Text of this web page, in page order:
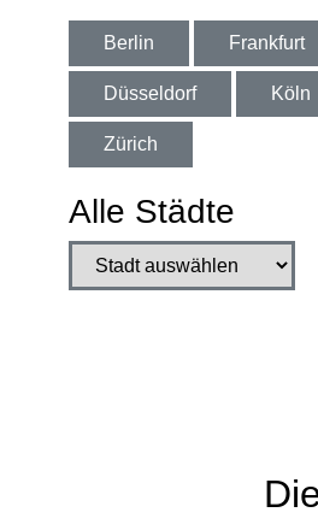
Berlin Frankfurt
Düsseldorf Köln
Zürich
Alle Städte
Stadt auswählen